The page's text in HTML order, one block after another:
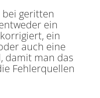
bei geritten
ein
ein
auch eine
damit man das
Fehlerquellen